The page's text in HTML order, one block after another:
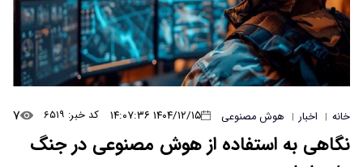
خانه | اخبار | هوش مصنوعی ۱۴۰۴/۱۲/۱۵ ۱۴:۰۷:۳۶ کد خبر: ۶۵۱۹ ۷
نگاهی به استفاده از هوش مصنوعی در جنگ